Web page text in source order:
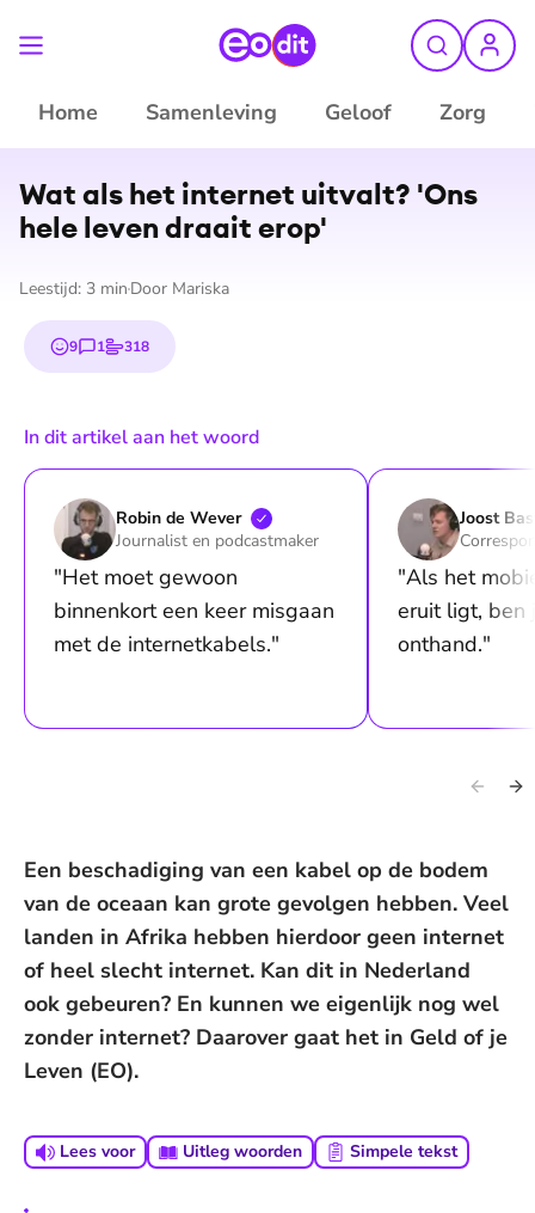
Home Samenleving Geloof Zorg
Wat als het internet uitvalt? 'Ons
hele leven draait erop'
Leestijd: 3 min Door Mariska
9
emojis
1
reactie318
stem
In dit artikel aan het woord
Robin de Wever
Journalist en podcastmaker
"Het moet gewoon
binnenkort een keer misgaan
met de internetkabels."
Joost
"Als het
eruit ligt, ben
onthand."
Een beschadiging van een kabel op de bodem
van de oceaan kan grote gevolgen hebben. Veel
landen in Afrika hebben hierdoor geen internet
of heel slecht internet. Kan dit in Nederland
ook gebeuren? En kunnen we eigenlijk nog wel
zonder internet? Daarover gaat het in Geld of je
Leven (EO).
Lees voor Uitleg woorden Simpele tekst